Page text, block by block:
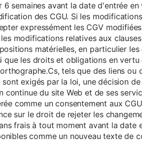
semaines avant la date d'entrée
des CGU. Si les
expressément les CGV
modifications relatives aux
matérielles, en particulier
que les droits et obligations en
tels que des liens
exigés par la loi, une décision
du site Web et de ses
comme un consentement aux
sur le droit de rejeter les
frais à tout moment avant la date
comme un nouveau texte de